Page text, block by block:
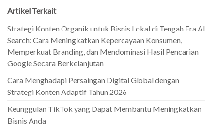
Artikel Terkait
Strategi Konten Organik untuk Bisnis Lokal di Tengah Era AI
Search: Cara Meningkatkan Kepercayaan Konsumen,
Memperkuat Branding, dan Mendominasi Hasil Pencarian
Google Secara Berkelanjutan
Cara Menghadapi Persaingan Digital Global dengan
Strategi Konten Adaptif Tahun 2026
Keunggulan TikTok yang Dapat Membantu Meningkatkan
Bisnis Anda